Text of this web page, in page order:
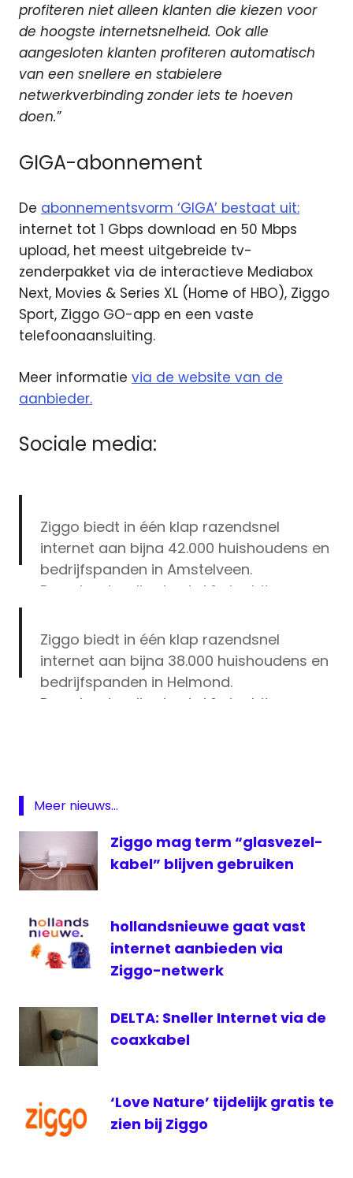
profiteren niet alleen klanten die kiezen voor
de hoogste internetsnelheid. Ook alle
aangesloten klanten profiteren automatisch
van een snellere en stabielere
netwerkverbinding zonder iets te hoeven
doen.”
GIGA-abonnement
De abonnementsvorm ‘GIGA’ bestaat uit:
internet tot 1 Gbps download en 50 Mbps
upload, het meest uitgebreide tv-
zenderpakket via de interactieve Mediabox
Next, Movies & Series XL (Home of HBO), Ziggo
Sport, Ziggo GO-app en een vaste
telefoonaansluiting.
Meer informatie via de website van de
aanbieder.
Sociale media:
Ziggo biedt in één klap razendsnel
internet aan bijna 42.000 huishoudens en
bedrijfspanden in Amstelveen.
Downloadsnelheden tot 1 gigabit per sec
klaar voor de toekomst met#GigaNet
van@VodafoneZiggo.
/@Tjapko_Poppens
https://t.co/WnmSlWkqMc
Ziggo biedt in één klap razendsnel
internet aan bijna 38.000 huishoudens en
bedrijfspanden in Helmond.
Downloadsnelheden tot 1 gigabit per sec
— VodafoneZiggo (@VodafoneZiggo)
April 6, 2021
Internet
ziggo
Meer nieuws...
Ziggo mag term “glasvezel-
kabel” blijven gebruiken
hollandsnieuwe gaat vast
internet aanbieden via
Ziggo-netwerk
DELTA: Sneller Internet via de
coaxkabel
‘Love Nature’ tijdelijk gratis te
zien bij Ziggo